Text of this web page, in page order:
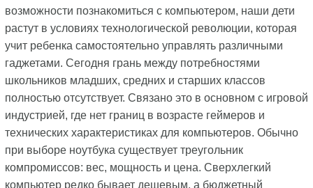
возможности познакомиться с компьютером, наши дети
растут в условиях технологической революции, которая
учит ребенка самостоятельно управлять различными
гаджетами. Сегодня грань между потребностями
школьников младших, средних и старших классов
полностью отсутствует. Связано это в основном с игровой
индустрией, где нет границ в возрасте геймеров и
технических характеристиках для компьютеров. Обычно
при выборе ноутбука существует треугольник
компромиссов: вес, мощность и цена. Сверхлегкий
компьютер редко бывает дешевым, а бюджетный